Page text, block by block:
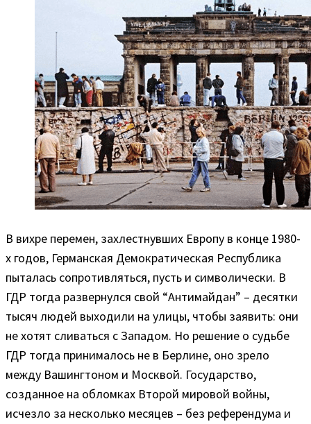
В вихре перемен, захлестнувших Европу в конце 1980-
х годов, Германская Демократическая Республика
пыталась сопротивляться, пусть и символически. В
ГДР тогда развернулся свой “Антимайдан” – десятки
тысяч людей выходили на улицы, чтобы заявить: они
не хотят сливаться с Западом. Но решение о судьбе
ГДР тогда принималось не в Берлине, оно зрело
между Вашингтоном и Москвой. Государство,
созданное на обломках Второй мировой войны,
исчезло за несколько месяцев – без референдума и